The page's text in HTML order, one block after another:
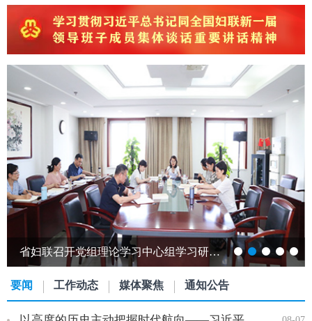
跨越山海赴江淮 巾帼携手共发展——发展中国家女性创新创业能力提升研修班…
要闻 工作动态 媒体聚焦 通知公告